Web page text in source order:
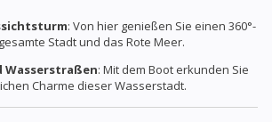
: Von hier genießen Sie einen 360°-
Stadt und das Rote Meer.
Wasserstraßen: Mit dem Boot erkunden Sie
Charme dieser Wasserstadt.